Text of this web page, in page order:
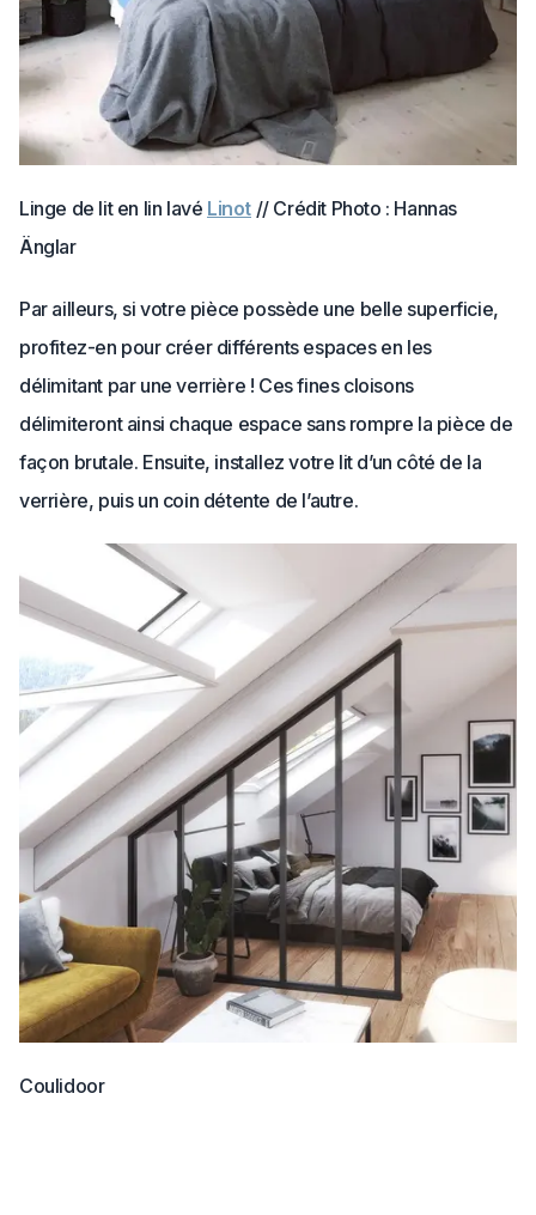
Linge de lit en lin lavé Linot // Crédit Photo : Hannas
Änglar
Par ailleurs, si votre pièce possède une belle superficie,
profitez-en pour créer différents espaces en les
délimitant par une verrière ! Ces fines cloisons
délimiteront ainsi chaque espace sans rompre la pièce de
façon brutale. Ensuite, installez votre lit d’un côté de la
verrière, puis un coin détente de l’autre.
Coulidoor